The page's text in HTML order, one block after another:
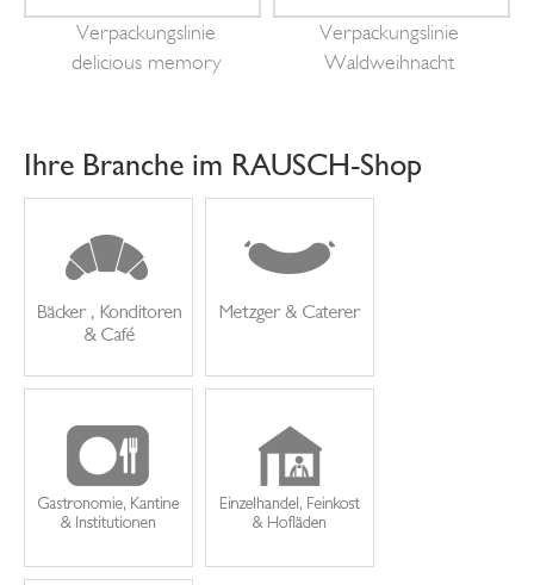
Verpackungslinie
delicious memory
Verpackungslinie
Waldweihnacht
Ihre Branche im RAUSCH-Shop